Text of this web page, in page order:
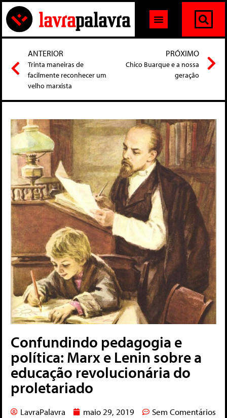
ANTERIOR
Trinta maneiras de
facilmente reconhecer um
velho marxista
PRÓXIMO
Chico Buarque e a nossa
geração
Confundindo pedagogia e
política: Marx e Lenin sobre a
educação revolucionária do
proletariado
LavraPalavra maio 29, 2019 Sem Comentários